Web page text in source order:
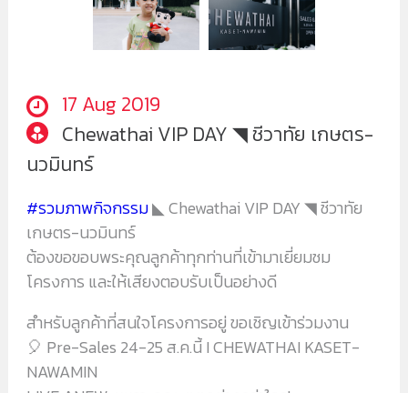
17 Aug 2019
Chewathai VIP DAY ◥ ชีวาทัย เกษตร-
นวมินทร์
#รวมภาพกิจกรรม◣ Chewathai VIP DAY ◥ ชีวาทัย
เกษตร-นวมินทร์
ต้องขอขอบพระคุณลูกค้าทุกท่านที่เข้ามาเยี่ยมชม
โครงการ และให้เสียงตอบรับเป็นอย่างดี
สำหรับลูกค้าที่สนใจโครงการอยู่ ขอเชิญเข้าร่วมงาน
🎈 Pre-Sales 24-25 ส.ค.นี้ I CHEWATHAI KASET-
NAWAMIN